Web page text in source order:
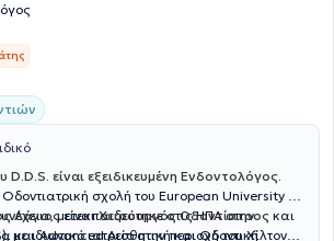
είναι εξειδικευμένη Ενδοντολόγος.
σχολή του European University of
μετεκπαιδεύτηκε στις ΗΠΑ στην
και Advanced Αισθητική και Οδοντική
ΛάγιοςείναιΧειρουργός Οδοντίατρος και
με ιδιωτικό ιατρείο στην περιοχή του Χίλτον